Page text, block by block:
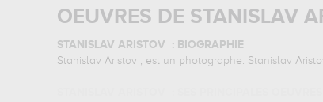
OEUVRES DE STANISLAV
STANISLAV ARISTOV : BIOGRAPHIE
Stanislav Aristov , est un photographe. Stanislav